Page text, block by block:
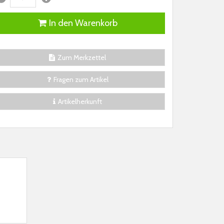
In den Warenkorb
Zum Merkzettel
Fragen zum Artikel
Artikelherkunft